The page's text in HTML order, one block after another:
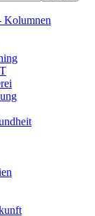
Kolumnen